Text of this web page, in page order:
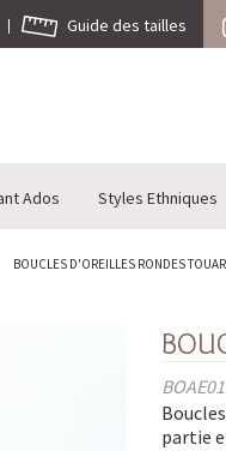
Guide des tailles
Ados Styles Ethniques
BOUCLES D'OREILLES RONDES
partie